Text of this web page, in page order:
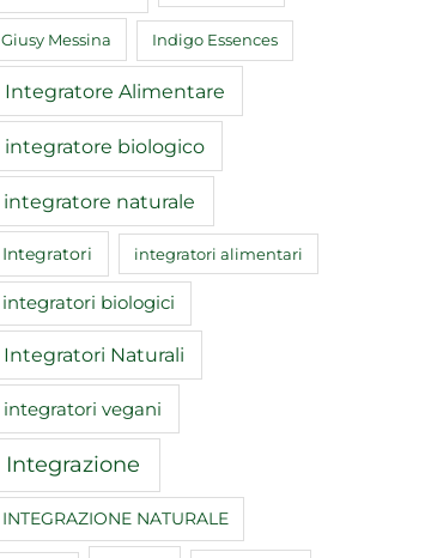
Giusy Messina Indigo Essences
Integratore Alimentare
integratore biologico
integratore naturale
Integratori integratori alimentari
integratori biologici
Integratori Naturali
integratori vegani
Integrazione
INTEGRAZIONE NATURALE